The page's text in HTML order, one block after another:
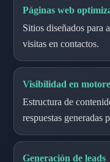
Páginas web
Sitios diseñados para
visitas en contactos.
Visibilidad en
Estructura de
respuestas
Generación de leads